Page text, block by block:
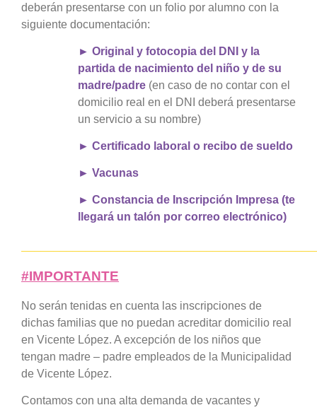
deberán presentarse con un folio por alumno con la
siguiente documentación:
► Original y fotocopia del DNI y la
partida de nacimiento del niño y de su
madre/padre (en caso de no contar con el
domicilio real en el DNI deberá presentarse
un servicio a su nombre)
► Certificado laboral o recibo de sueldo
► Vacunas
► Constancia de Inscripción Impresa (te
llegará un talón por correo electrónico)
#IMPORTANTE
No serán tenidas en cuenta las inscripciones de
dichas familias que no puedan acreditar domicilio real
en Vicente López. A excepción de los niños que
tengan madre – padre empleados de la Municipalidad
de Vicente López.
Contamos con una alta demanda de vacantes y